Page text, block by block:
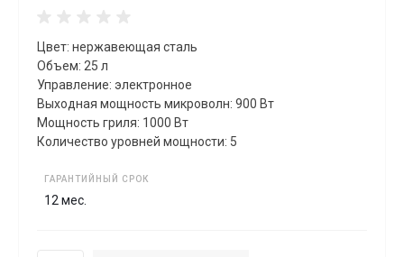
Цвет: нержавеющая сталь
Объем: 25 л
Управление: электронное
Выходная мощность микроволн: 900 Вт
Мощность гриля: 1000 Вт
Количество уровней мощности: 5
ГАРАНТИЙНЫЙ СРОК
12 мес.